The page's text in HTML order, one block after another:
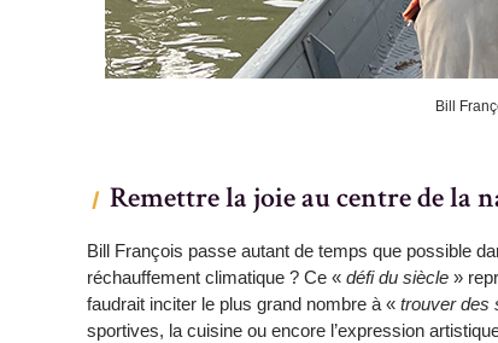
Bill
Remettre la joie au centre de la
Bill François passe autant de temps que possible
réchauffement climatique ? Ce « défi du siècle »
faudrait inciter le plus grand nombre à « trouver des
sportives, la cuisine ou encore l’expression